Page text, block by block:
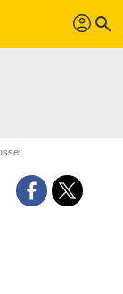
profil search